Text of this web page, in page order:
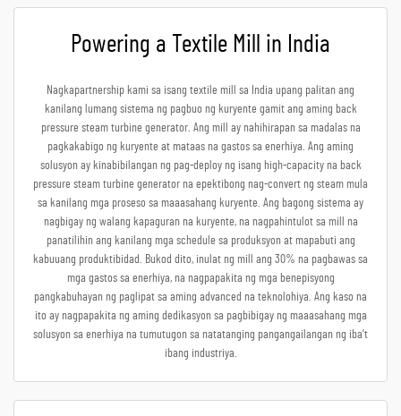
Powering a Textile Mill in India
Nagkapartnership kami sa isang textile mill sa India upang palitan ang
kanilang lumang sistema ng pagbuo ng kuryente gamit ang aming back
pressure steam turbine generator. Ang mill ay nahihirapan sa madalas na
pagkakabigo ng kuryente at mataas na gastos sa enerhiya. Ang aming
solusyon ay kinabibilangan ng pag-deploy ng isang high-capacity na back
pressure steam turbine generator na epektibong nag-convert ng steam mula
sa kanilang mga proseso sa maaasahang kuryente. Ang bagong sistema ay
nagbigay ng walang kapaguran na kuryente, na nagpahintulot sa mill na
panatilihin ang kanilang mga schedule sa produksyon at mapabuti ang
kabuuang produktibidad. Bukod dito, inulat ng mill ang 30% na pagbawas sa
mga gastos sa enerhiya, na nagpapakita ng mga benepisyong
pangkabuhayan ng paglipat sa aming advanced na teknolohiya. Ang kaso na
ito ay nagpapakita ng aming dedikasyon sa pagbibigay ng maaasahang mga
solusyon sa enerhiya na tumutugon sa natatanging pangangailangan ng iba’t
ibang industriya.